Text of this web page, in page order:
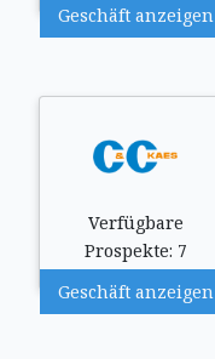
Geschäft anzeigen
Verfügbare
Prospekte: 7
Geschäft anzeigen